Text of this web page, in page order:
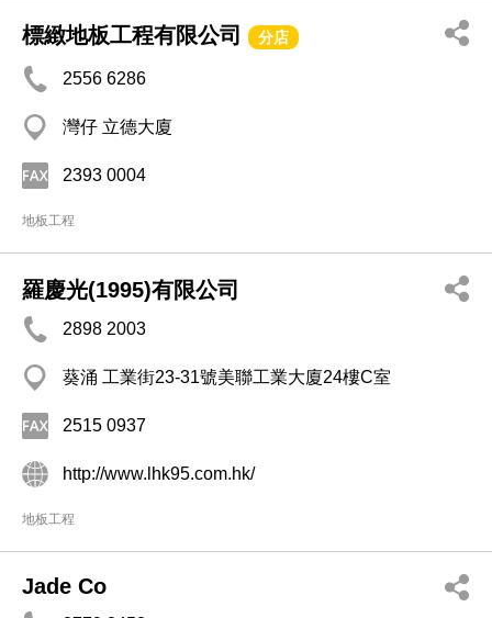
標緻地板工程有限公司 分店
2556 6286
灣仔 立德大廈
2393 0004
地板工程
羅慶光(1995)有限公司
2898 2003
葵涌 工業街23-31號美聯工業大廈24樓C室
2515 0937
http://www.lhk95.com.hk/
地板工程
Jade Co